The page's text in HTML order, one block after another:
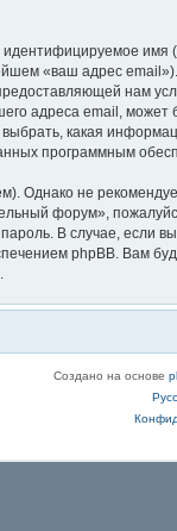
«ваш адрес
нам
адреса email,
какая
программным
не
форум»,
В случае, если
phpBB. Вам
Создано на основе